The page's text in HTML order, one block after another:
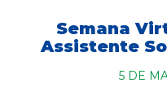
Semana
Assistente
5 DE